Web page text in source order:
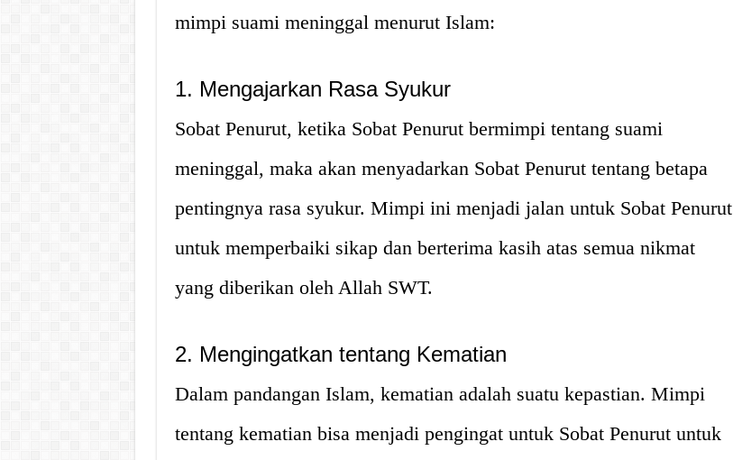
mimpi suami meninggal menurut Islam:
1. Mengajarkan Rasa Syukur
Sobat Penurut, ketika Sobat Penurut bermimpi tentang suami
meninggal, maka akan menyadarkan Sobat Penurut tentang betapa
pentingnya rasa syukur. Mimpi ini menjadi jalan untuk Sobat Penurut
untuk memperbaiki sikap dan berterima kasih atas semua nikmat
yang diberikan oleh Allah SWT.
2. Mengingatkan tentang Kematian
Dalam pandangan Islam, kematian adalah suatu kepastian. Mimpi
tentang kematian bisa menjadi pengingat untuk Sobat Penurut untuk